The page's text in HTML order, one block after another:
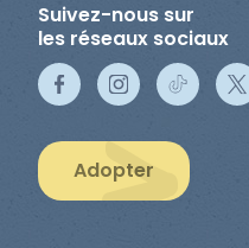
Suivez-nous sur
les réseaux sociaux
Adopter